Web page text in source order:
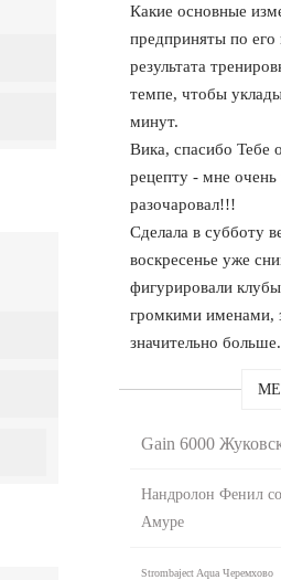
Какие основные
предприняты по
результата
темпе, чтобы
минут.
Вика, спасибо Тебе
рецепту - мне очень
разочаровал!!!
Сделала в субботу
воскресенье уже
фигурировали
громкими именами,
значительно больше.
Gain 6000
Нандролон Фенил
Амуре
Strombaject Aqua Черемхово